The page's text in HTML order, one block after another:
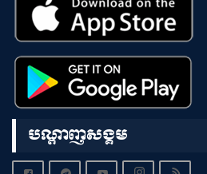
បណ្តាញសង្គម